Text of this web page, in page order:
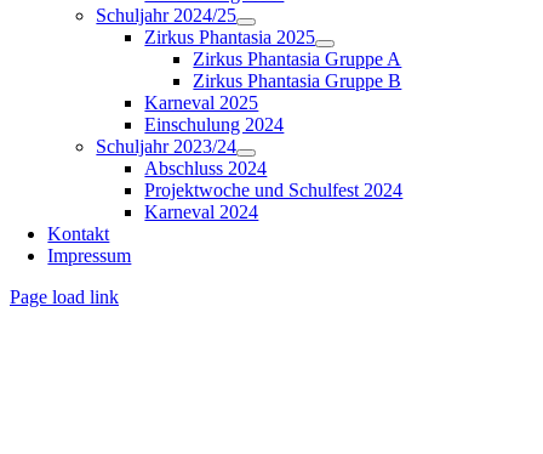
Schuljahr 2024/25
Zirkus Phantasia 2025
Zirkus Phantasia Gruppe A
Zirkus Phantasia Gruppe B
Karneval 2025
Einschulung 2024
Schuljahr 2023/24
Abschluss 2024
Projektwoche und Schulfest 2024
Karneval 2024
Kontakt
Impressum
Page load link